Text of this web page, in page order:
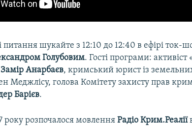
питання шукайте з 12:10 до 12:40 в ефірі ток-
Голубовим. Гості програми:
Замір Анарбаєв, кримський юрист із
Меджлісу, голова Комітету захисту прав
Барієв.
року розпочалося мовленняРадіо Крим.Реалії